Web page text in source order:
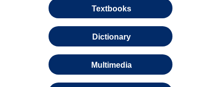
Textbooks
Dictionary
Multimedia